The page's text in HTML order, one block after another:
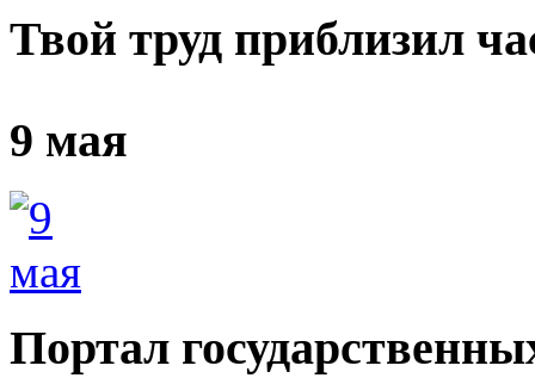
Твой труд приблизил
9 мая
Портал